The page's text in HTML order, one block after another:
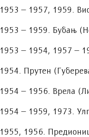
1953 – 1957, 1959.
1953 – 1959. Бубањ
1953 – 1954, 1957 –
1954. Прутен
1954 – 1956. Врела
1954 – 1959, 1973.
1955, 1956.